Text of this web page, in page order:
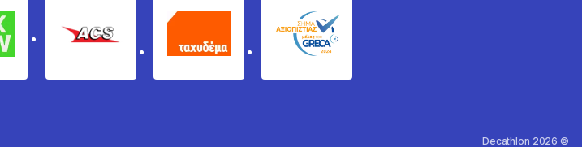
Now ACS Ταχυδέμα GRECA Trustmark
Decathlon 2026 ©